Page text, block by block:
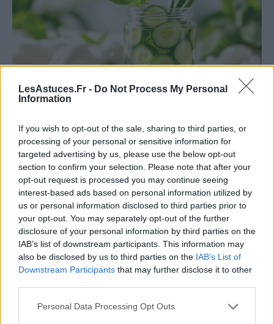
LesAstuces.Fr - Do Not Process My Personal
Information
If you wish to opt-out of the sale, sharing to third parties, or
processing of your personal or sensitive information for
targeted advertising by us, please use the below opt-out
section to confirm your selection. Please note that after your
opt-out request is processed you may continue seeing
interest-based ads based on personal information utilized by
us or personal information disclosed to third parties prior to
your opt-out. You may separately opt-out of the further
disclosure of your personal information by third parties on the
IAB’s list of downstream participants. This information may
also be disclosed by us to third parties on the IAB’s List of
Downstream Participants that may further disclose it to other
Personal Data Processing Opt Outs
Beauté “clean” : comment trier le vrai du
marketing
17 avril 2026 Nathalie Leclerc
Le mouvement de la “beauté clean” est partout : il s’invite
sur les étiquettes, inspire les influenceurs, s’immisce dans
les rayons de nos pharmacies et supermarchés. Mais
derrière cette promesse[…]